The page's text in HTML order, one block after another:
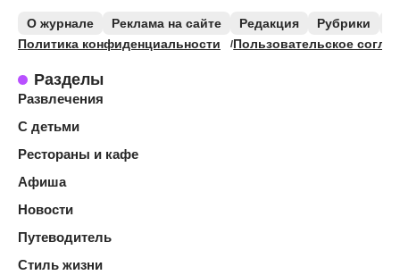
О журнале Реклама на сайте Редакция Рубрики
Политика конфиденциальности
Пользовательское
Разделы
Развлечения
С детьми
Рестораны и кафе
Афиша
Новости
Путеводитель
Стиль жизни